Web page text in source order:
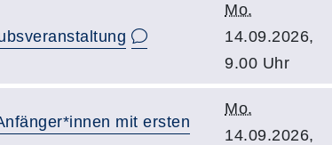
Mo.
14.09.2026,
9.00 Uhr
mit ersten
Mo.
14.09.2026,